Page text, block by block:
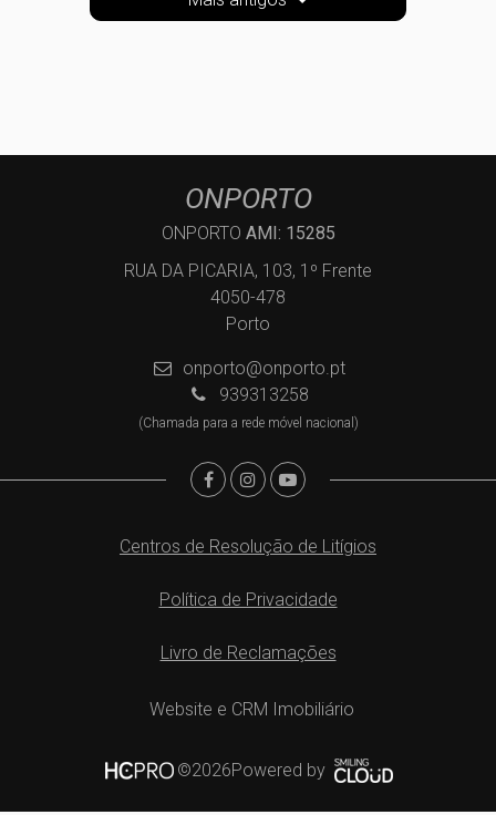
ONPORTO
ONPORTO AMI: 15285
RUA DA PICARIA, 103, 1º Frente
4050-478
Porto
onporto@onporto.pt
939313258
(Chamada para a rede móvel nacional)
Centros de Resolução de Litígios
Política de Privacidade
Livro de Reclamações
Website e CRM Imobiliário
©2026Powered by